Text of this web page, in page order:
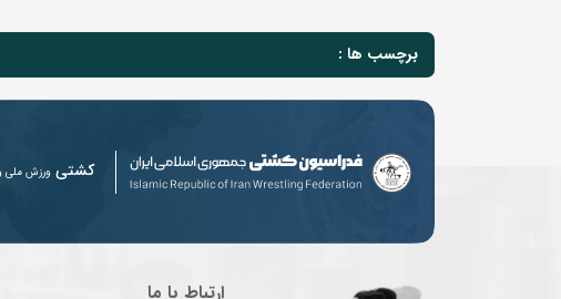
برچسب ها :
کشتی ورزش ملی
ارتباط با ما